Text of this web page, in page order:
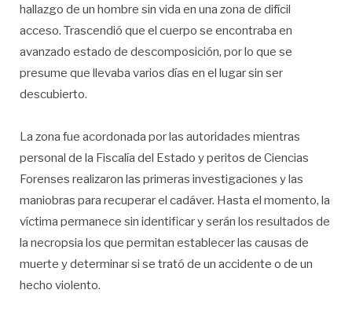
hallazgo de un hombre sin vida en una zona de difícil
acceso. Trascendió que el cuerpo se encontraba en
avanzado estado de descomposición, por lo que se
presume que llevaba varios días en el lugar sin ser
descubierto.
La zona fue acordonada por las autoridades mientras
personal de la Fiscalía del Estado y peritos de Ciencias
Forenses realizaron las primeras investigaciones y las
maniobras para recuperar el cadáver. Hasta el momento, la
víctima permanece sin identificar y serán los resultados de
la necropsia los que permitan establecer las causas de
muerte y determinar si se trató de un accidente o de un
hecho violento.